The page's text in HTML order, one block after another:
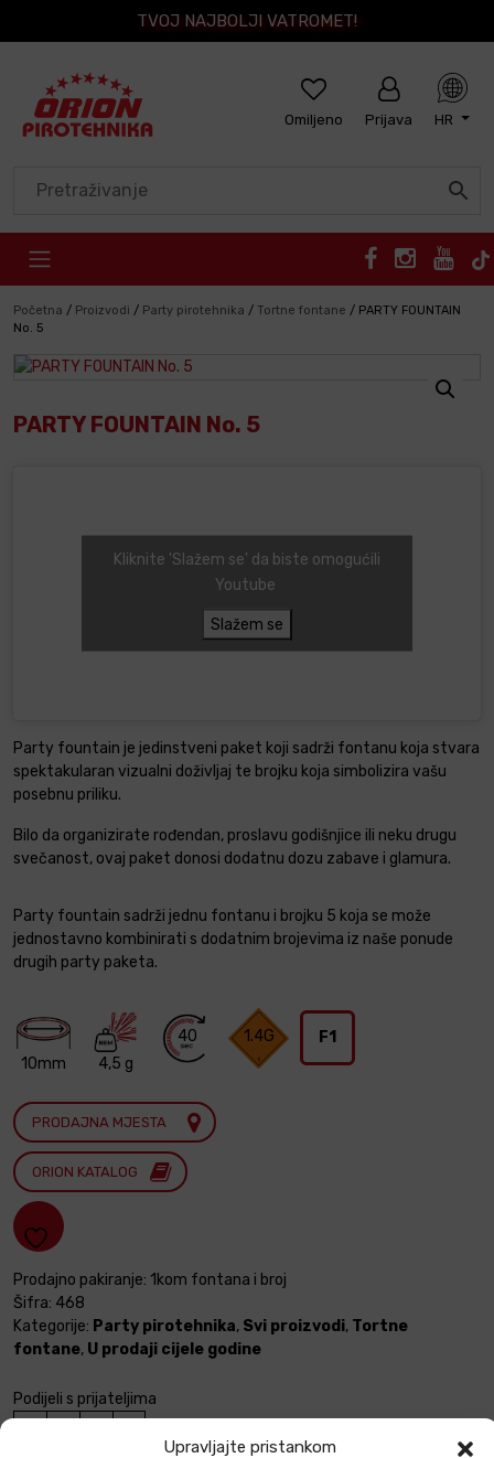
Upravljajte pristankom
TVOJ NAJBOLJI VATROMET!
Omiljeno Prijava HR
Početna / Proizvodi / Party pirotehnika / Tortne fontane / PARTY FOUNTAIN
No. 5
PARTY FOUNTAIN No. 5
Kliknite 'Slažem se' da biste omogućili
Youtube
Slažem se
Party fountain je jedinstveni paket koji sadrži fontanu koja stvara
spektakularan vizualni doživljaj te brojku koja simbolizira vašu
posebnu priliku.
Bilo da organizirate rođendan, proslavu godišnjice ili neku drugu
svečanost, ovaj paket donosi dodatnu dozu zabave i glamura.
Party fountain sadrži jednu fontanu i brojku 5 koja se može
jednostavno kombinirati s dodatnim brojevima iz naše ponude
drugih party paketa.
10mm 4,5 g
40 1.4G F1
PRODAJNA MJESTA
ORION KATALOG
Prodajno pakiranje: 1kom fontana i broj
Šifra: 468
Kategorije: Party pirotehnika, Svi proizvodi, Tortne
fontane, U prodaji cijele godine
Podijeli s prijateljima